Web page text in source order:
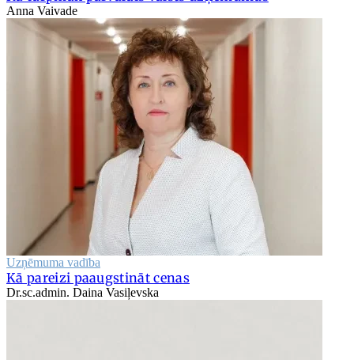
Anna Vaivade
Uzņēmuma vadība
Kā pareizi paaugstināt cenas
Dr.sc.admin. Daina Vasiļevska